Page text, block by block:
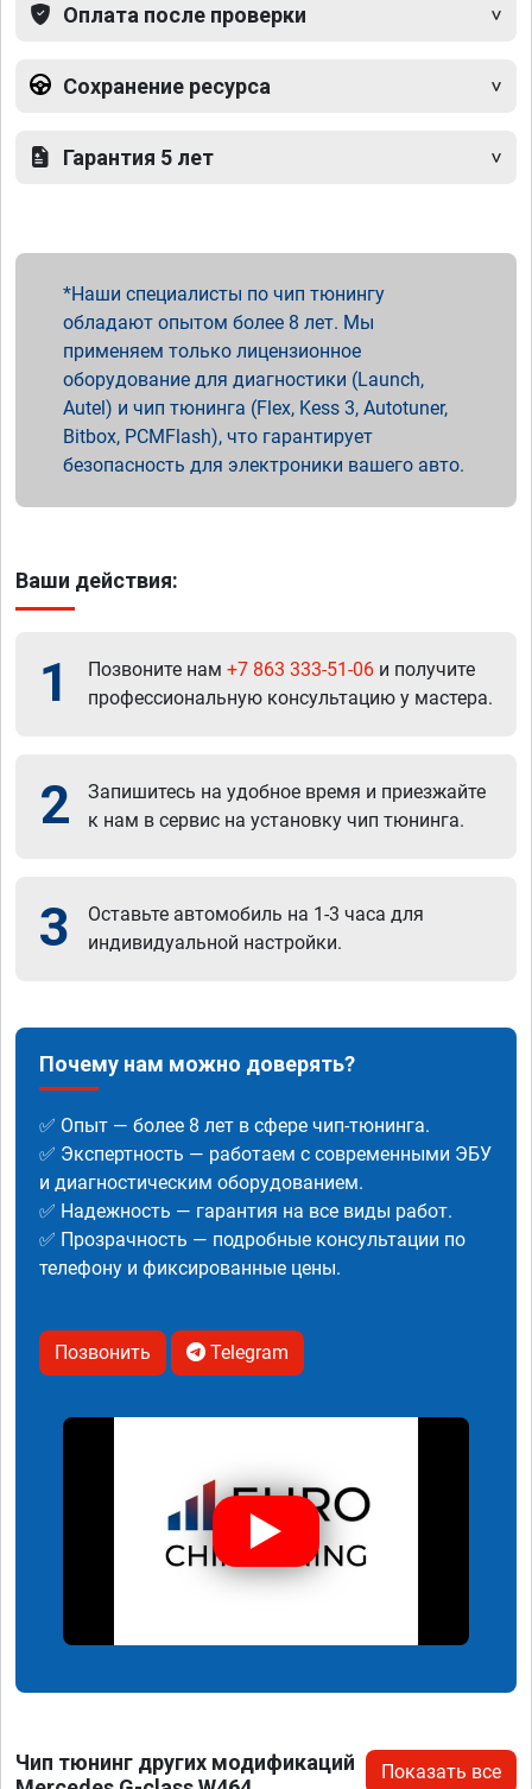
Оплата после проверки
Сохранение ресурса
Гарантия 5 лет
Наши специалисты по чип тюнингу
обладают опытом более 8 лет. Мы
применяем только лицензионное
оборудование для диагностики (Launch,
Autel) и чип тюнинга (Flex, Kess 3, Autotuner,
Bitbox, PCMFlash), что гарантирует
безопасность для электроники вашего авто.
Ваши действия:
1 Позвоните нам +7 863 333-51-06 и получите
профессиональную консультацию у мастера.
2
Запишитесь на удобное время и приезжайте
к нам в сервис на установку чип тюнинга.
3
Оставьте автомобиль на 1-3 часа для
индивидуальной настройки.
Почему нам можно доверять?
✅ Опыт — более 8 лет в сфере чип-тюнинга.
✅ Экспертность — работаем с современными ЭБУ
и диагностическим оборудованием.
✅ Надежность — гарантия на все виды работ.
✅ Прозрачность — подробные консультации по
телефону и фиксированные цены.
Позвонить Telegram
Чип тюнинг других модификаций
Показать все